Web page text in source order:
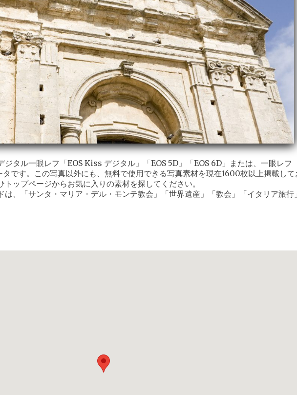
ジタル一眼レフ「EOS Kiss デジタル」「EOS 5D」「EOS 6D」または、一眼レフ
タです。この写真以外にも、無料で使用できる写真素材を現在1600枚以上掲載して
トップページからお気に入りの素材を探してください。
は、「サンタ・マリア・デル・モンテ教会」「世界遺産」「教会」「イタリア旅行」